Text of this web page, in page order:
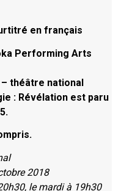
en français
Performing Arts
théâtre national
: Révélation est paru
2018
le mardi à 19h30